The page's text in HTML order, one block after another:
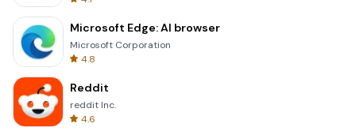
Microsoft Edge: AI browser
Microsoft Corporation
4.8
Reddit
reddit Inc.
4.6